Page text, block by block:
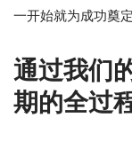
一开始就为成功奠定
通过我们
期的全过